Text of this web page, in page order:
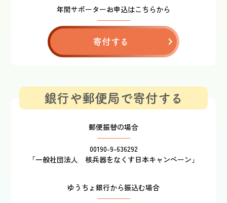
年間サポーターお申込はこちらから
寄付する
銀行や郵便局で寄付する
郵便振替の場合
00190-9-636292
「一般社団法人 核兵器をなくす日本キャンペーン」
ゆうちょ銀行から振込む場合